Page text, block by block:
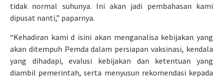
tidak normal suhunya. Ini akan jadi pembahasan kami
dipusat nanti,” paparnya.
“Kehadiran kami d isini akan menganalisa kebijakan yang
akan ditempuh Pemda dalam persiapan vaksinasi, kendala
yang dihadapi, evalusi kebijakan dan ketentuan yang
diambil pemerintah, serta menyusun rekomendasi kepada